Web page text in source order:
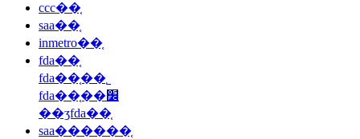
ccc��֤
saa��֤
inmetro��֤
fda��֤
fda��֤��˾
fda��֤��׼
��ʒfda��֤
saa������֤